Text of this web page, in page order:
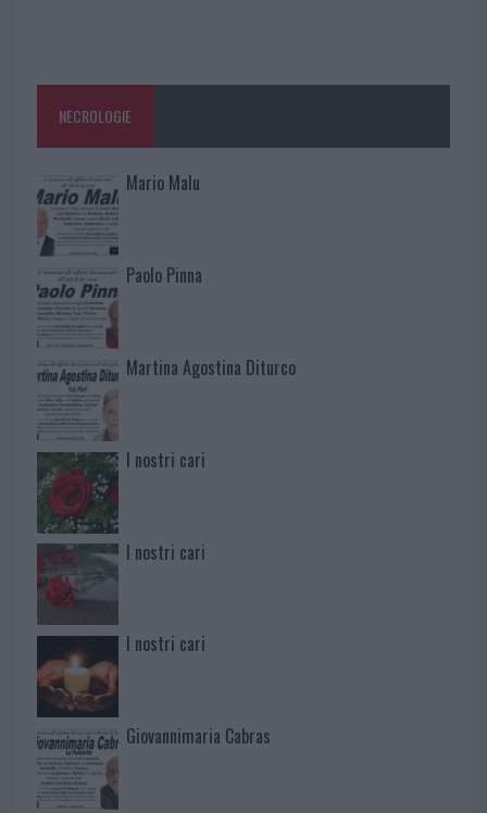
NECROLOGIE
Mario Malu
Paolo Pinna
Martina Agostina Diturco
I nostri cari
I nostri cari
I nostri cari
Giovannimaria Cabras